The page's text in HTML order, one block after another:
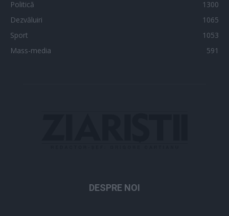
Politică
1300
Dezvăluiri
1065
Sport
1053
Mass-media
591
DESPRE NOI